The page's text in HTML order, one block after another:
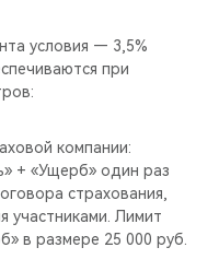
условия — 3,5%
при
компании:
+ «Ущерб» один раз
страхования,
участниками. Лимит
в размере 25 000 руб.